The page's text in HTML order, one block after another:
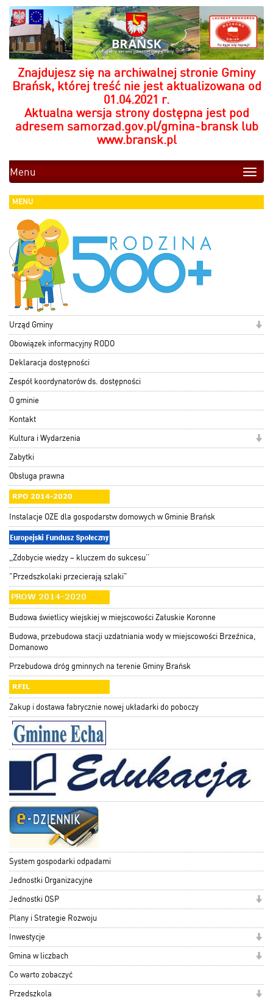
Znajdujesz się na archiwalnej stronie Gminy
Brańsk, której treść nie jest aktualizowana od
01.04.2021 r.
Aktualna wersja strony dostępna jest pod
adresem samorzad.gov.pl/gmina-bransklub
www.bransk.pl
Toggle
Menu
MENU
Urząd Gminy
Obowiązek informacyjny RODO
Deklaracja dostępności
Zespół koordynatorów ds. dostępności
O gminie
Kontakt
Kultura i Wydarzenia
Zabytki
Obsługa prawna
Instalacje OZE dla gospodarstw domowych w Gminie Brańsk
,,Zdobycie wiedzy – kluczem do sukcesu’’
"Przedszkolaki przecierają szlaki"
Budowa świetlicy wiejskiej w miejscowości Załuskie Koronne
Budowa, przebudowa stacji uzdatniania wody w miejscowości Brzeźnica,
Domanowo
Przebudowa dróg gminnych na terenie Gminy Brańsk
Zakup i dostawa fabrycznie nowej układarki do poboczy
System gospodarki odpadami
Jednostki Organizacyjne
Jednostki OSP
Plany i Strategie Rozwoju
Inwestycje
Gmina w liczbach
Co warto zobaczyć
Przedszkola